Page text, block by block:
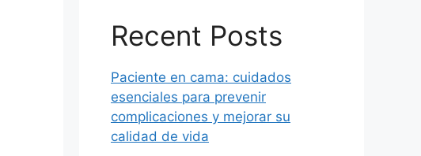
Recent Posts
Paciente en cama: cuidados
esenciales para prevenir
complicaciones y mejorar su
calidad de vida